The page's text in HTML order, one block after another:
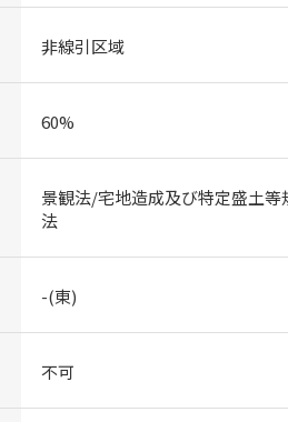
非線引区域
60%
景観法/宅地造成及び特定盛土等
法
-(東)
不可